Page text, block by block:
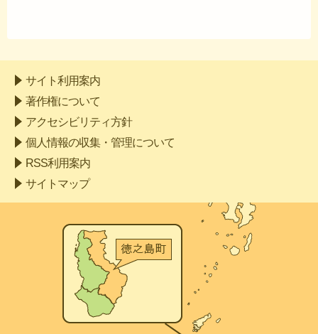
サイト利用案内
著作権について
アクセシビリティ方針
個人情報の収集・管理について
RSS利用案内
サイトマップ